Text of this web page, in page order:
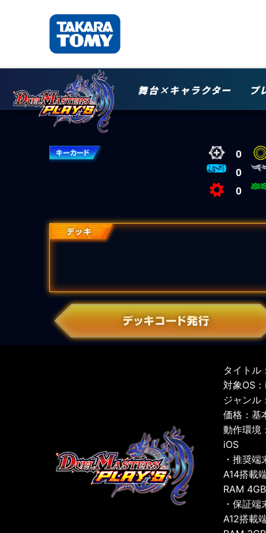
舞台×キャラクター プ
0
0
0
タイトル
対象OS
ジャンル
価格：基
動作環境
iOS
・推奨端
A14搭載
RAM
・保証端
A12搭載